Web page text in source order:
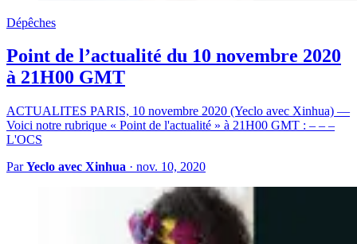
Dépêches
Point de l’actualité du 10 novembre 2020
à 21H00 GMT
ACTUALITES PARIS, 10 novembre 2020 (Yeclo avec Xinhua) —
Voici notre rubrique « Point de l'actualité » à 21H00 GMT : – – –
L'OCS
ParYeclo avec Xinhua · nov. 10, 2020